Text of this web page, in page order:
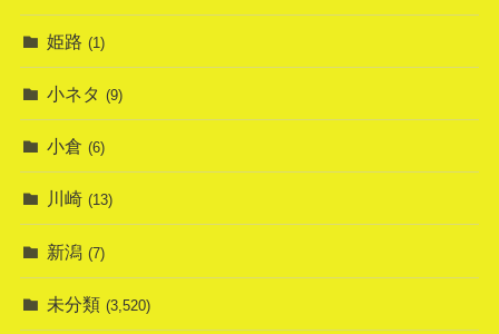
姫路 (1)
小ネタ (9)
小倉 (6)
川崎 (13)
新潟 (7)
未分類 (3,520)